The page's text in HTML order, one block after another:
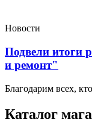
Новости
Подвели итоги
и ремонт"
Благодарим всех,
Торговый
Каталог